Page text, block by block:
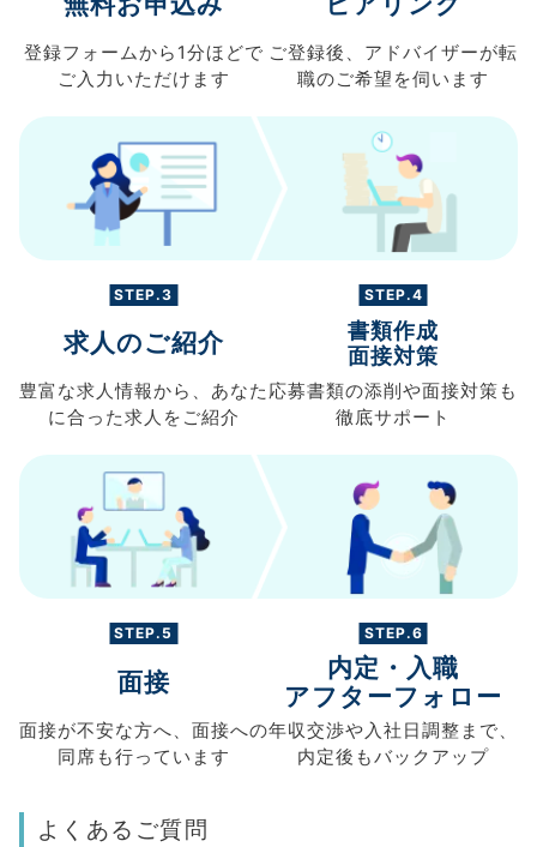
登録フォームから 1分ほどで
ご入力 いただけます
ご登録後、 アドバイザーが転
職のご希望を伺います
STEP.3
求人のご紹介
豊富な求人情報から、 あなた
に合った求人を ご紹介
STEP.4
書類作成
面接対策
応募書類の添削や面接対策も
徹底サポート
STEP.5
面接
面接が不安な方へ、 面接への
同席も行っています
STEP.6
内定・入職
アフターフォロー
年収交渉や入社日調整まで、
内定後もバックアップ
よくあるご質問